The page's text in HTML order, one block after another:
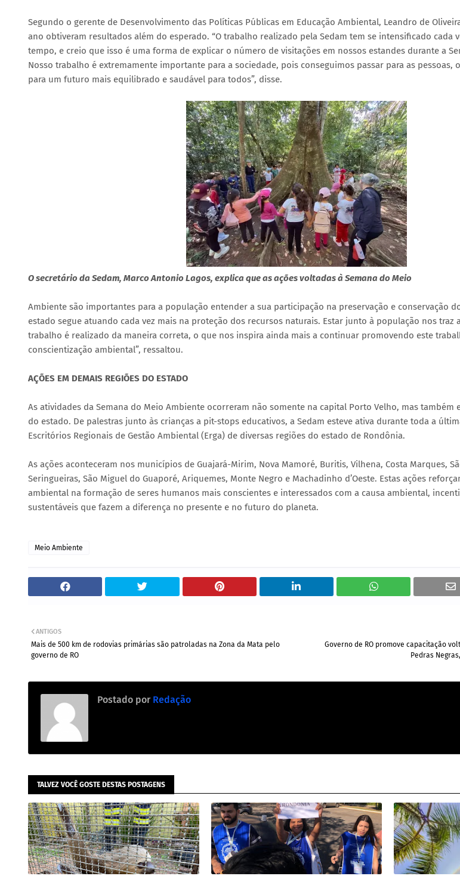
Segundo o gerente de Desenvolvimento das Políticas Públicas em Educação Ambiental, Leandro de
ano obtiveram resultados além do esperado. “O trabalho realizado pela Sedam tem se intensificado cada
tempo, e creio que isso é uma forma de explicar o número de visitações em nossos estandes durante a
Nosso trabalho é extremamente importante para a sociedade, pois conseguimos passar para as pessoas,
para um futuro mais equilibrado e saudável para todos”, disse.
O secretário da Sedam, Marco Antonio Lagos, explica que as ações voltadas à Semana do Meio
Ambiente são importantes para a população entender a sua participação na preservação e conservação
estado segue atuando cada vez mais na proteção dos recursos naturais. Estar junto à população nos traz
trabalho é realizado da maneira correta, o que nos inspira ainda mais a continuar promovendo este
conscientização ambiental”, ressaltou.
AÇÕES EM DEMAIS REGIÕES DO ESTADO
As atividades da Semana do Meio Ambiente ocorreram não somente na capital Porto Velho, mas também
do estado. De palestras junto às crianças a pit-stops educativos, a Sedam esteve ativa durante toda a
Escritórios Regionais de Gestão Ambiental (Erga) de diversas regiões do estado de Rondônia.
As ações aconteceram nos municípios de Guajará-Mirim, Nova Mamoré, Buritis, Vilhena, Costa Marques,
Seringueiras, São Miguel do Guaporé, Ariquemes, Monte Negro e Machadinho d’Oeste. Estas ações
ambiental na formação de seres humanos mais conscientes e interessados com a causa ambiental,
sustentáveis que fazem a diferença no presente e no futuro do planeta.
Meio Ambiente
Governo de RO promove capacitação
Pedras
ANTIGOS
Mais de 500 km de rodovias primárias são patroladas na Zona da Mata pelo
governo de RO
Postado por Redação
TALVEZ VOCÊ GOSTE DESTAS POSTAGENS